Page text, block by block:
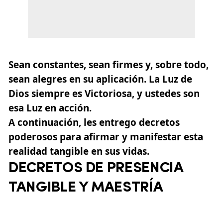
Sean constantes, sean firmes y, sobre todo,
sean alegres en su aplicación. La Luz de
Dios siempre es Victoriosa, y ustedes son
esa Luz en acción.
A continuación, les entrego decretos
poderosos para afirmar y manifestar esta
realidad tangible en sus vidas.
DECRETOS DE PRESENCIA
TANGIBLE Y MAESTRÍA